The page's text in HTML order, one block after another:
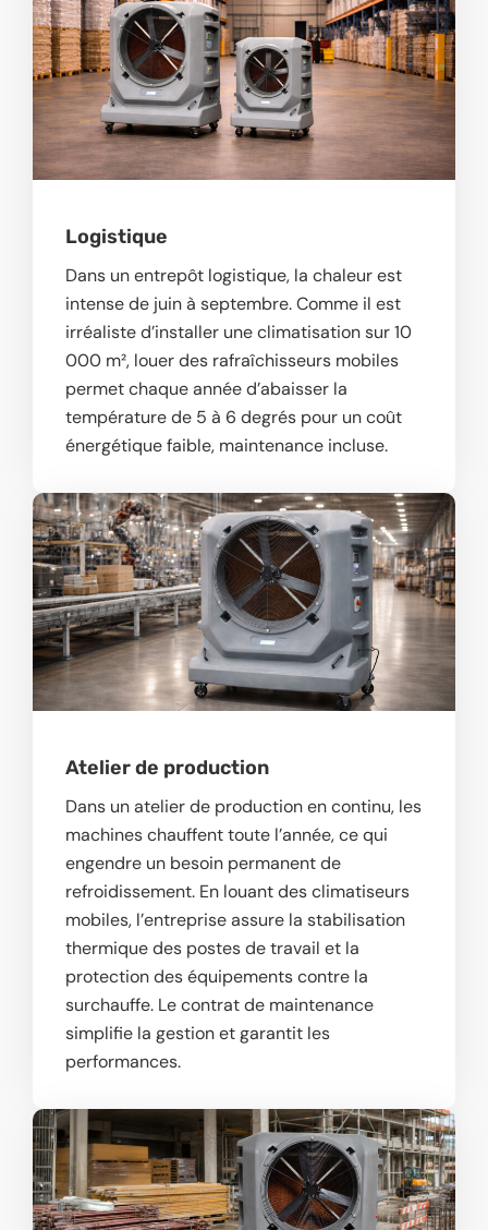
Logistique
Dans un entrepôt logistique, la chaleur est
intense de juin à septembre. Comme il est
irréaliste d’installer une climatisation sur 10
000 m², louer des rafraîchisseurs mobiles
permet chaque année d’abaisser la
température de 5 à 6 degrés pour un coût
énergétique faible, maintenance incluse.
Atelier de production
Dans un atelier de production en continu, les
machines chauffent toute l’année, ce qui
engendre un besoin permanent de
refroidissement. En louant des climatiseurs
mobiles, l’entreprise assure la stabilisation
thermique des postes de travail et la
protection des équipements contre la
surchauffe. Le contrat de maintenance
simplifie la gestion et garantit les
performances.